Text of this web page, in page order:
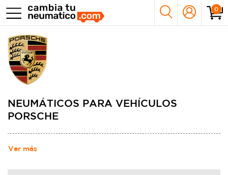
0
NEUMÁTICOS PARA VEHÍCULOS
PORSCHE
Ver más